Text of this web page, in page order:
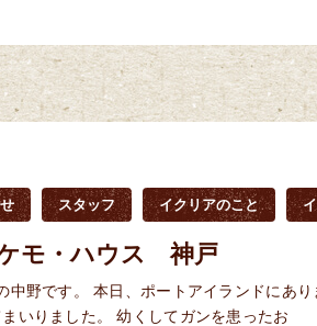
スタッフ イクリアのこと
モ・ハウス 神戸
中野です。 本日、ポートアイランドにあ
いりました。 幼くしてガンを患ったお